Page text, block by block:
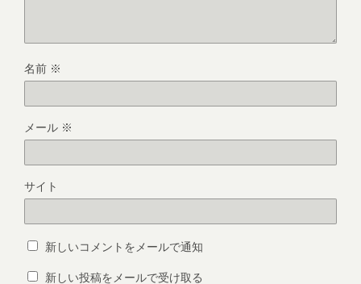
名前 ※
メール ※
サイト
新しいコメントをメールで通知
新しい投稿をメールで受け取る